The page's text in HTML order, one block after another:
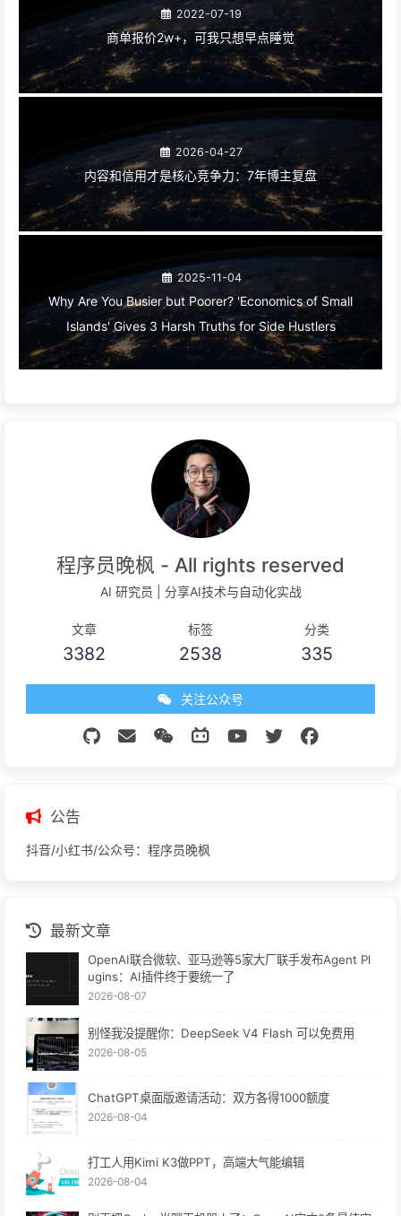
2022-07-19
商单报价2w+，可我只想早点睡觉
2026-04-27
内容和信用才是核心竞争力：7年博主复盘
2025-11-04
Why Are You Busier but Poorer? 'Economics of Small
Islands' Gives 3 Harsh Truths for Side Hustlers
程序员晚枫 - All rights reserved
AI 研究员 | 分享AI技术与自动化实战
文章
3382
标签
2538
分类
335
关注公众号
公告
抖音/小红书/公众号：程序员晚枫
最新文章
OpenAI联合微软、亚马逊等5家大厂联手发布Agent Pl
ugins：AI插件终于要统一了
2026-08-07
别怪我没提醒你：DeepSeek V4 Flash 可以免费用
2026-08-05
ChatGPT桌面版邀请活动：双方各得1000额度
2026-08-04
打工人用Kimi K3做PPT，高端大气能编辑
2026-08-04